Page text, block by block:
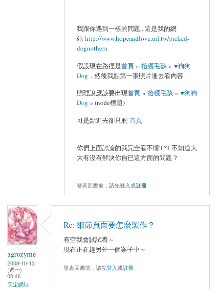
我跟你遇到一樣的問題.. 這是我的網
站 http://www.hopeandlove.url.tw/picked-
dognothern
假設現在路徑是首頁 » 拾獲毛孩 » ♥狗狗
Dog ，然後我點第一張照片進去看內容
照理說應該要出現首頁 » 拾獲毛孩 » ♥狗狗
Dog » (node標題)
可是點進去卻只剩 首頁
你們上面討論的我完全看不懂T^T 不知道大
大有沒有解決你自已這方面的問題？
發表回應前，請先登入或註冊
agrozyme
2008-10-13
(週一)
00:46
固定網址
Re: 細節頁面要怎麼製作？
有空我會試試看～
現在正在趕另外一個案子中～
發表回應前，請先登入或註冊